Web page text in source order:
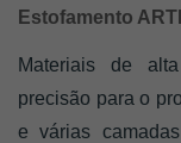
Estofamento
Materiais de
precisão para o
e várias